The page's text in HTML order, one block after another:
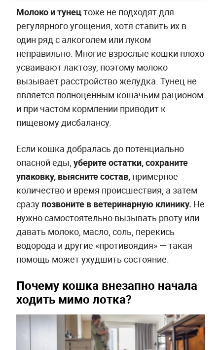
Молоко и тунецтоже не подходят для
регулярного угощения, хотя ставить их в
один ряд с алкоголем или луком
неправильно. Многие взрослые кошки плохо
усваивают лактозу, поэтому молоко
вызывает расстройство желудка. Тунец не
является полноценным кошачьим рационом
и при частом кормлении приводит к
пищевому дисбалансу.
Если кошка добралась до потенциально
опасной еды, уберите остатки, сохраните
упаковку, выясните состав,примерное
количество и время происшествия, а затем
сразу позвоните в ветеринарную клинику. Не
нужно самостоятельно вызывать рвоту или
давать молоко, масло, соль, перекись
водорода и другие «противоядия» — такая
помощь может ухудшить состояние.
Почему кошка внезапно начала
ходить мимо лотка?